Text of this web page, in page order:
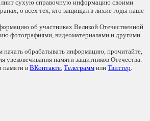
сухую справочную информацию своими
о всех тех, кто защищал в лихие годы наше
об участниках Великой Отечественной
фотографиями, видеоматериалами и другими
начать обрабатывать информацию, прочитайте,
памяти защитников Отечества.
памяти в ВКонтакте, Телеграмм или Твиттер.